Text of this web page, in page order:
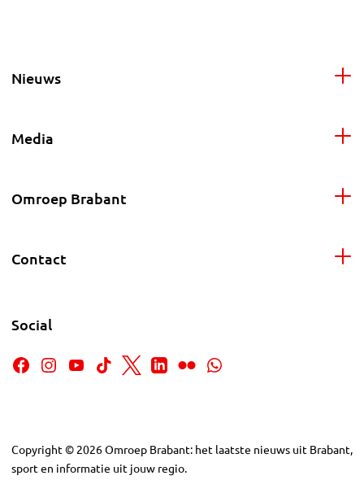
Nieuws
Media
Omroep Brabant
Contact
Social
Copyright © 2026Omroep Brabant: het laatste nieuws uit Brabant,
sport en informatie uit jouw regio.